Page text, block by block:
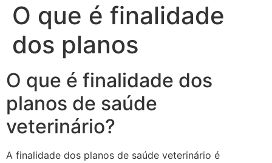
O que é finalidade
dos planos
O que é finalidade dos
planos de saúde
veterinário?
A finalidade dos planos de saúde veterinário é